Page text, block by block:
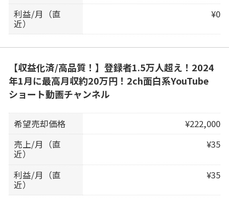
利益/月（直
近）
¥0
【収益化済/高品質！】登録者1.5万人超え！2024
年1月に最高月収約20万円！2ch面白系YouTube
ショート動画チャンネル
希望売却価格
¥222,000
売上/月（直
近）
¥35
利益/月（直
近）
¥35